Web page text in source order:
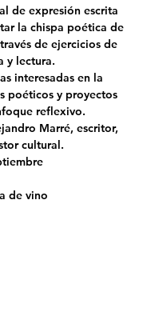
de expresión escrita
la chispa poética de
de ejercicios de
y lectura.
interesadas en la
poéticos y proyectos
reflexivo.
Marré, escritor,
cultural.
de vino